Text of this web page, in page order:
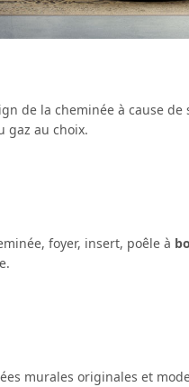
de la cheminée à cause de
gaz au choix.
foyer, insert, poêle à
murales originales et